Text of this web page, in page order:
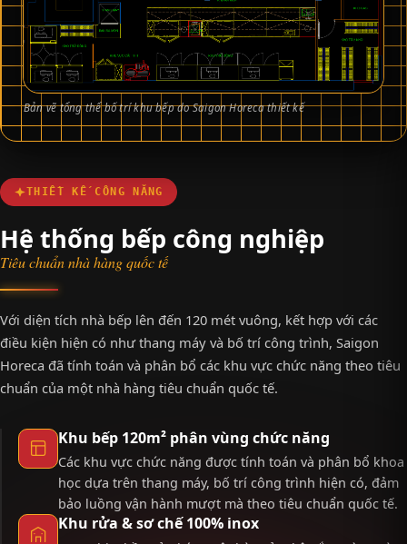
Bản vẽ tổng thể bố trí khu bếp do Saigon Horeca thiết kế
THIẾT KẾ CÔNG NĂNG
Hệ thống bếp công nghiệp
Tiêu chuẩn nhà hàng quốc tế
Với diện tích nhà bếp lên đến 120 mét vuông, kết hợp với các
điều kiện hiện có như thang máy và bố trí công trình, Saigon
Horeca đã tính toán và phân bổ các khu vực chức năng theo tiêu
chuẩn của một nhà hàng tiêu chuẩn quốc tế.
Khu bếp 120m² phân vùng chức năng
Các khu vực chức năng được tính toán và phân bổ khoa
học dựa trên thang máy, bố trí công trình hiện có, đảm
bảo luồng vận hành mượt mà theo tiêu chuẩn quốc tế.
Khu rửa & sơ chế 100% inox